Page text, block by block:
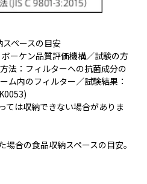
ペースの目安
ーケン品質評価機構／試験の方
法：フィルターへの抗菌成分の
ム内のフィルター／試験結果：
ては収納できない場合がありま
合の食品収納スペースの目安。